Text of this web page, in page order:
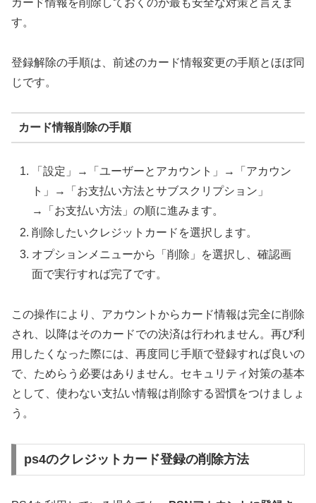
す。
登録解除の手順は、前述のカード情報変更の手順とほぼ同
じです。
カード情報削除の手順
「設定」→「ユーザーとアカウント」→「アカウン
ト」→「お支払い方法とサブスクリプション」
→「お支払い方法」の順に進みます。
削除したいクレジットカードを選択します。
オプションメニューから「削除」を選択し、確認画
面で実行すれば完了です。
この操作により、アカウントからカード情報は完全に削除
され、以降はそのカードでの決済は行われません。 再び利
用したくなった際には、再度同じ手順で登録すれば良いの
で、ためらう必要はありません。セキュリティ対策の基本
として、使わない支払い情報は削除する習慣をつけましょ
う。
ps4のクレジットカード登録の削除方法